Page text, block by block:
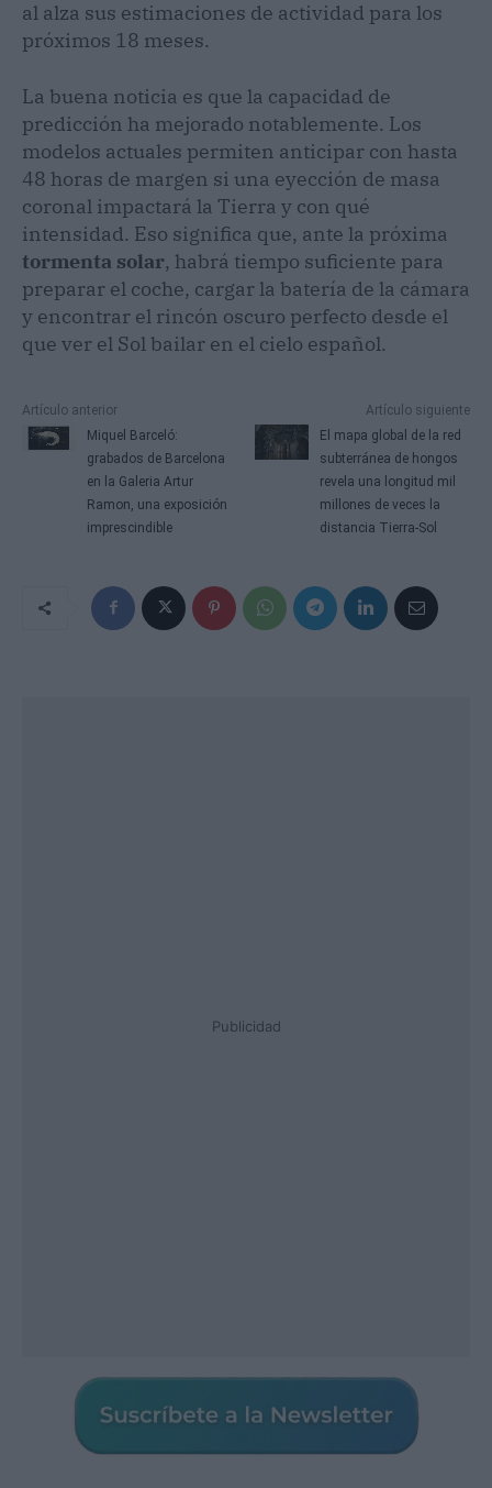
al alza sus estimaciones de actividad para los
próximos 18 meses.
La buena noticia es que la capacidad de
predicción ha mejorado notablemente. Los
modelos actuales permiten anticipar con hasta
48 horas de margen si una eyección de masa
coronal impactará la Tierra y con qué
intensidad. Eso significa que, ante la próxima
tormenta solar, habrá tiempo suficiente para
preparar el coche, cargar la batería de la cámara
y encontrar el rincón oscuro perfecto desde el
que ver el Sol bailar en el cielo español.
Artículo anterior
Miquel Barceló:
grabados de Barcelona
en la Galeria Artur
Ramon, una exposición
imprescindible
Artículo siguiente
El mapa global de la red
subterránea de hongos
revela una longitud mil
millones de veces la
distancia Tierra-Sol
Publicidad